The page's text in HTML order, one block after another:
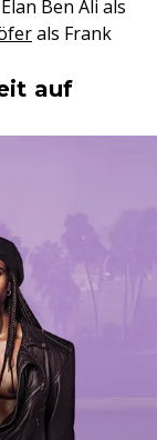
Ben Ali als
als Frank
auf